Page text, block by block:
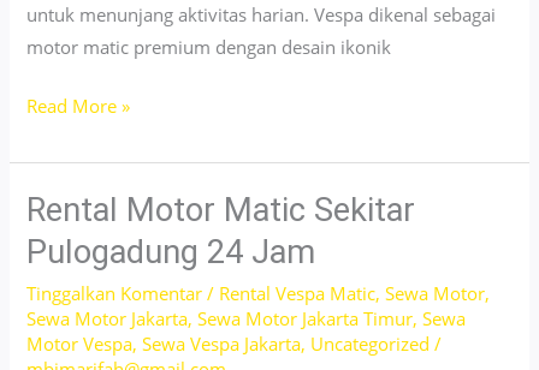
untuk menunjang aktivitas harian. Vespa dikenal sebagai
motor matic premium dengan desain ikonik
Sewa
Vespa
Daerah
Johar
Baru
Mulai
100rb
Read More »
Rental Motor Matic Sekitar
Pulogadung 24 Jam
Tinggalkan Komentar / Rental Vespa Matic,Sewa Motor,
Sewa Motor Jakarta,Sewa Motor Jakarta Timur,Sewa
Motor Vespa,Sewa Vespa Jakarta, Uncategorized /